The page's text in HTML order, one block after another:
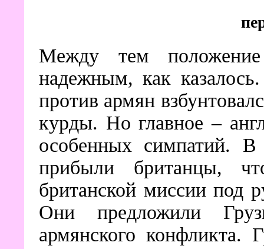
Между тем
надежным, как
против армян
курды. Но главное –
особенных симпатий. В
прибыли британцы,
британской миссии под
Они предложили
армянского конфликта.